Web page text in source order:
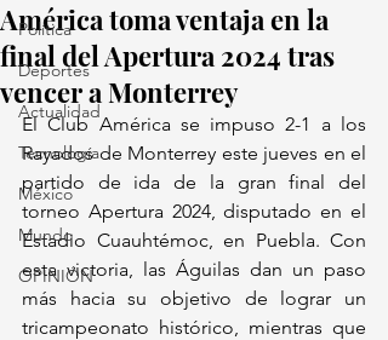
Política
Deportes
Actualidad
Tecnología
México
Mundo
OPINIÓN
América toma ventaja en la
final del Apertura 2024 tras
vencer a Monterrey
El Club América se impuso 2-1 a los
Rayados de Monterrey este jueves en el
partido de ida de la gran final del
torneo Apertura 2024, disputado en el
Estadio Cuauhtémoc, en Puebla. Con
esta victoria, las Águilas dan un paso
más hacia su objetivo de lograr un
tricampeonato histórico, mientras que